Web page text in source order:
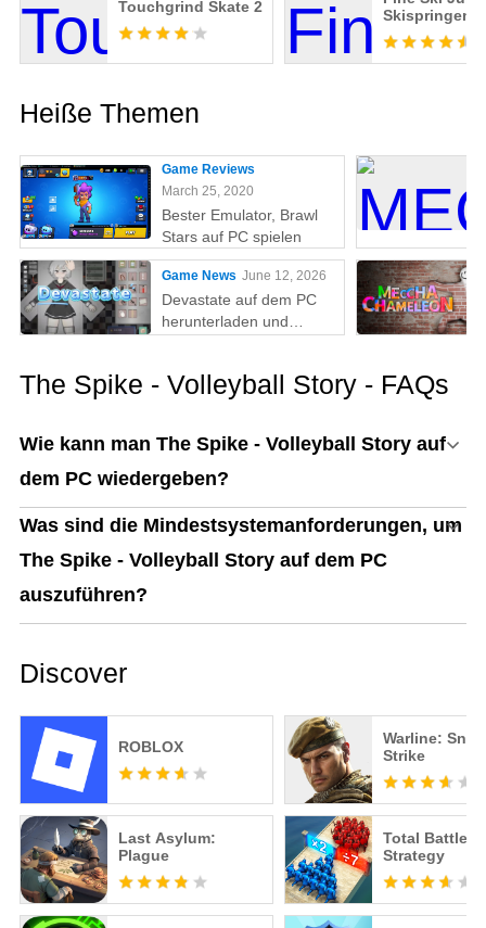
Touchgrind Skate 2
Skispringen
Heiße Themen
Game Reviews
March 25, 2020
Bester Emulator, Brawl
Stars auf PC spielen
Game News June 12, 2026
Devastate auf dem PC
herunterladen und
Play
The Spike - Volleyball Story - FAQs
Wie kann man The Spike - Volleyball Story auf
dem PC wiedergeben?
Was sind die Mindestsystemanforderungen, um
The Spike - Volleyball Story auf dem PC
auszuführen?
Discover
ROBLOX
Warline:
Strike
Last Asylum:
Plague
Total Battle:
Strategy